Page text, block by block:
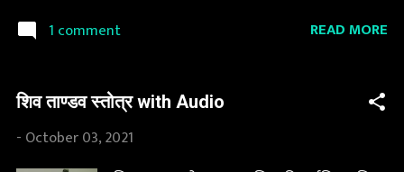
ये भी मानना है की भगवान् शिव ने ऋषि वासुगुप्त को
दर्शन करने लोग आज भी जाते हैं | हालाँकि अब उस
चट्टान पर वे सूत्र नहीं दिखते | शिव सूत्र को माहेश्वर
सूत्राणि के नाम से भी जाना जाता है | सूत्र अक्सर छोटे
1 comment READ MORE
शिव ताण्डव स्तोत्र with Audio
- October 03, 2021